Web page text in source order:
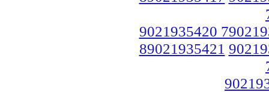
9021935420
89021935421